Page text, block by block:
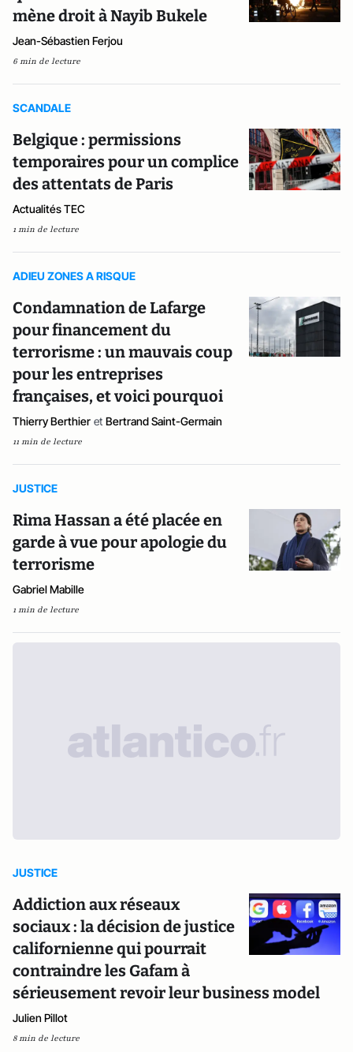
mène droit à Nayib Bukele
Jean-Sébastien Ferjou
6 min de lecture
SCANDALE
Belgique : permissions
temporaires pour un complice
des attentats de Paris
Actualités TEC
1 min de lecture
ADIEU ZONES A RISQUE
Condamnation de Lafarge
pour financement du
terrorisme : un mauvais coup
pour les entreprises
françaises, et voici pourquoi
Thierry Berthier et Bertrand Saint-Germain
11 min de lecture
JUSTICE
Rima Hassan a été placée en
garde à vue pour apologie du
terrorisme
Gabriel Mabille
1 min de lecture
JUSTICE
Addiction aux réseaux
sociaux : la décision de justice
californienne qui pourrait
contraindre les Gafam à
sérieusement revoir leur business model
Julien Pillot
8 min de lecture